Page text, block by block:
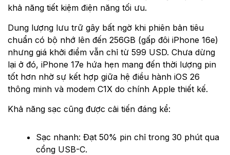
khả năng tiết kiệm điện năng tối ưu.
Dung lượng lưu trữ gây bất ngờ khi phiên bản tiêu
chuẩn có bộ nhớ lên đến 256GB (gấp đôi iPhone 16e)
nhưng giá khởi điểm vẫn chỉ từ 599 USD. Chưa dừng
lại ở đó, iPhone 17e hứa hẹn mang đến thời lượng pin
tốt hơn nhờ sự kết hợp giữa hệ điều hành iOS 26
thông minh và modem C1X do chính Apple thiết kế.
Khả năng sạc cũng được cải tiến đáng kể:
Sạc nhanh: Đạt 50% pin chỉ trong 30 phút qua
cổng USB-C.